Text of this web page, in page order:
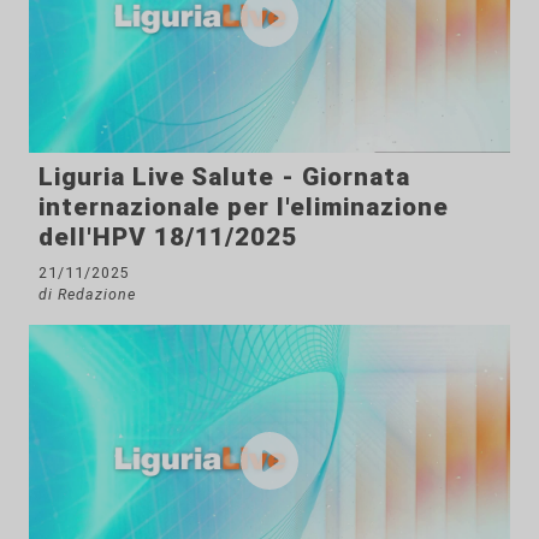
Liguria Live Salute - Giornata
internazionale per l'eliminazione
dell'HPV 18/11/2025
21/11/2025
di Redazione